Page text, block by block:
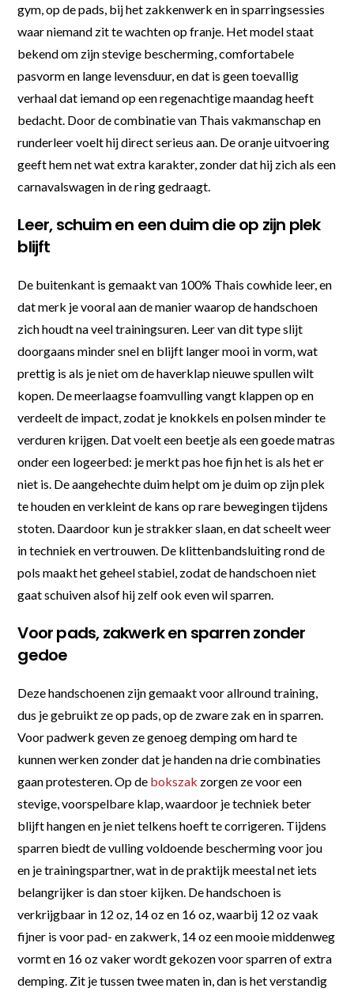
gym, op de pads, bij het zakkenwerk en in sparringsessies
waar niemand zit te wachten op franje. Het model staat
bekend om zijn stevige bescherming, comfortabele
pasvorm en lange levensduur, en dat is geen toevallig
verhaal dat iemand op een regenachtige maandag heeft
bedacht. Door de combinatie van Thais vakmanschap en
runderleer voelt hij direct serieus aan. De oranje uitvoering
geeft hem net wat extra karakter, zonder dat hij zich als een
carnavalswagen in de ring gedraagt.
Leer, schuim en een duim die op zijn plek
blijft
De buitenkant is gemaakt van 100% Thais cowhide leer, en
dat merk je vooral aan de manier waarop de handschoen
zich houdt na veel trainingsuren. Leer van dit type slijt
doorgaans minder snel en blijft langer mooi in vorm, wat
prettig is als je niet om de haverklap nieuwe spullen wilt
kopen. De meerlaagse foamvulling vangt klappen op en
verdeelt de impact, zodat je knokkels en polsen minder te
verduren krijgen. Dat voelt een beetje als een goede matras
onder een logeerbed: je merkt pas hoe fijn het is als het er
niet is. De aangehechte duim helpt om je duim op zijn plek
te houden en verkleint de kans op rare bewegingen tijdens
stoten. Daardoor kun je strakker slaan, en dat scheelt weer
in techniek en vertrouwen. De klittenbandsluiting rond de
pols maakt het geheel stabiel, zodat de handschoen niet
gaat schuiven alsof hij zelf ook even wil sparren.
Voor pads, zakwerk en sparren zonder
gedoe
Deze handschoenen zijn gemaakt voor allround training,
dus je gebruikt ze op pads, op de zware zak en in sparren.
Voor padwerk geven ze genoeg demping om hard te
kunnen werken zonder dat je handen na drie combinaties
gaan protesteren. Op de bokszak zorgen ze voor een
stevige, voorspelbare klap, waardoor je techniek beter
blijft hangen en je niet telkens hoeft te corrigeren. Tijdens
sparren biedt de vulling voldoende bescherming voor jou
en je trainingspartner, wat in de praktijk meestal net iets
belangrijker is dan stoer kijken. De handschoen is
verkrijgbaar in 12 oz, 14 oz en 16 oz, waarbij 12 oz vaak
fijner is voor pad- en zakwerk, 14 oz een mooie middenweg
vormt en 16 oz vaker wordt gekozen voor sparren of extra
demping. Zit je tussen twee maten in, dan is het verstandig